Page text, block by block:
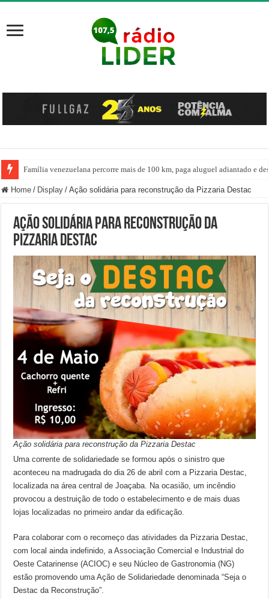
Família venezuelana percorre mais de 100 km, paga aluguel adiantado e
Centro de ciclone fica sobre o oceano e não atinge diretamente SC,
Home / Display / Ação solidária para reconstrução da Pizzaria Destac
Ação solidária para reconstrução da
Pizzaria Destac
Ação solidária para reconstrução da Pizzaria Destac
Uma corrente de solidariedade se formou após o sinistro que
aconteceu na madrugada do dia 26 de abril com a Pizzaria Destac,
localizada na área central de Joaçaba. Na ocasião, um incêndio
provocou a destruição de todo o estabelecimento e de mais duas
lojas localizadas no primeiro andar da edificação.
Para colaborar com o recomeço das atividades da Pizzaria Destac,
com local ainda indefinido, a Associação Comercial e Industrial do
Oeste Catarinense (ACIOC) e seu Núcleo de Gastronomia (NG)
estão promovendo uma Ação de Solidariedade denominada “Seja o
Destac da Reconstrução”.